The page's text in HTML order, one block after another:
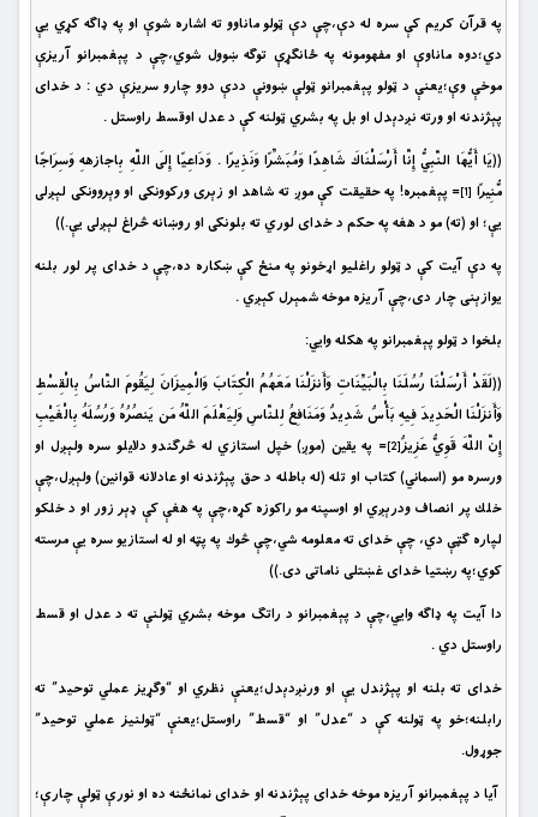
په قرآن کريم کې سره له دې،چې دې ټولو ماناوو ته اشاره شوې او په ډاګه کړي يې
دي؛دوه ماناوې او مفهومونه په ځانګړې توګه ښوول شوي،چې د پېغمبرانو آريزې
موخې وې؛يعنې د ټولو پېغمبرانو ټولې ښوونې ددې دوو چارو سريزې دي : د خداى
پېژندنه او ورته نږدېدل او بل په بشري ټولنه کې د عدل اوقسط راوستل .
((يَا أَيُّهَا النَّبِيُّ إِنَّا أَرْسَلْنَاكَ شَاهِدًا وَمُبَشِّرًا وَنَذِيرًا . وَدَاعِيًا إِلَى اللَّهِ بِاجازههِ وَسِرَاجًا
مُّنِيرًا [1] = پېغمبره! په حقيقت كې موږ ته شاهد او زېرى وركوونكى او وېروونكى لېږلى
يې؛ او (ته) مو د هغه په حكم د خداى لوري ته بلونكى او روښانه څراغ لېږلى يې.))
په دې آيت کې د ټولو راغليو اړخونو په منځ کې ښکاره ده،چې د خداى پر لور بلنه
يوازېنى چار دى،چې آريزه موخه شمېرل کېږي .
بلخوا د ټولو پېغمبرانو په هکله وايي:
((لَقَدْ أَرْسَلْنَا رُسُلَنَا بِالْبَيِّنَاتِ وَأَنزَلْنَا مَعَهُمُ الْكِتَابَ وَالْمِيزَانَ لِيَقُومَ النَّاسُ بِالْقِسْطِ
وَأَنزَلْنَا الْحَدِيدَ فِيهِ بَأْسٌ شَدِيدٌ وَمَنَافِعُ لِلنَّاسِ وَلِيَعْلَمَ اللَّهُ مَن يَنصُرُهُ وَرُسُلَهُ بِالْغَيْبِ
إِنَّ اللَّهَ قَوِيٌّ عَزِيزٌ[2] = په يقين (موږ) خپل استازي له څرګندو دلايلو سره ولېږل او
ورسره مو (اسماني) كتاب او تله (له باطله د حق پېژندنه او عادلانه قوانين) ولېږل،چې
خلك پر انصاف ودرېږي او اوسپنه مو راكوزه كړه،چې په هغې كې ډېر زور او د خلكو
لپاره ګټې دي، چې خداى ته معلومه شي،چې څوك په پټه او له استازيو سره يې مرسته
كوي؛په رښتيا خداى غښتلى ناماتى دى.))
دا آيت په ډاګه وايي،چې د پېغمبرانو د راتګ موخه بشري ټولنې ته د عدل او قسط
راوستل دي .
خداى ته بلنه او پېژندل يې او ورنږدېدل؛يعنې نظري او “وګړيز عملي توحيد” ته
رابلنه؛خو په ټولنه کې د “عدل” او “قسط” راوستل؛يعنې “ټولنيز عملي توحيد”
جوړول.
آيا د پېغمبرانو آريزه موخه خداى پېژندنه او خداى نمانځنه ده او نورې ټولې چارې؛